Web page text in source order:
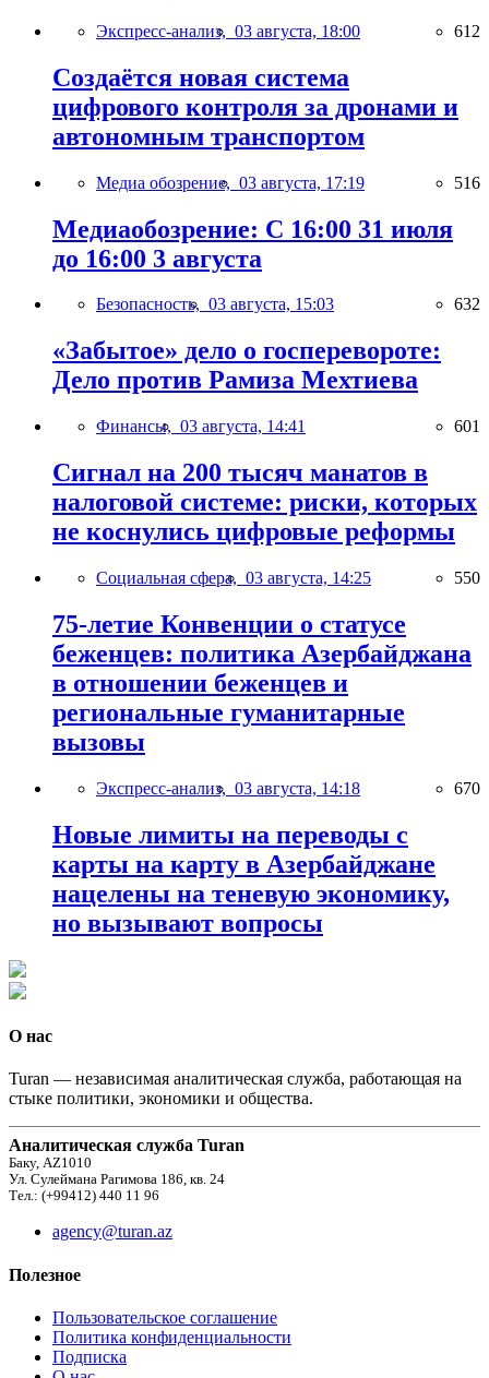
Экспресс-анализ, 03 августа, 18:00 612
Создаётся новая система
цифрового контроля за дронами и
автономным транспортом
Медиа обозрение, 03 августа, 17:19 516
Медиаобозрение: С 16:00 31 июля
до 16:00 3 августа
Безопасность, 03 августа, 15:03 632
«Забытое» дело о госперевороте:
Дело против Рамиза Мехтиева
Финансы, 03 августа, 14:41 601
Сигнал на 200 тысяч манатов в
налоговой системе: риски, которых
не коснулись цифровые реформы
Социальная сфера, 03 августа, 14:25 550
75-летие Конвенции о статусе
беженцев: политика Азербайджана
в отношении беженцев и
региональные гуманитарные
вызовы
Экспресс-анализ, 03 августа, 14:18 670
Новые лимиты на переводы с
карты на карту в Азербайджане
нацелены на теневую экономику,
но вызывают вопросы
О нас
Turan — независимая аналитическая служба, работающая на
стыке политики, экономики и общества.
Аналитическая служба Turan
Баку, AZ1010
Ул. Сулеймана Рагимова 186, кв. 24
Тел.: (+99412) 440 11 96
agency@turan.az
Полезное
Пользовательское соглашение
Политика конфиденциальности
Подписка